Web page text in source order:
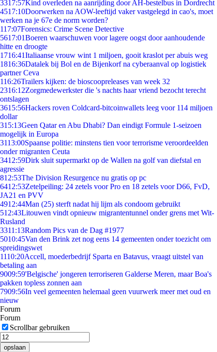
3317:57Kind overleden na aanrijding door AH-bestelbus in Dordrecht
4517:10Doorwerken na AOW-leeftijd vaker vastgelegd in cao's, moet
werken na je 67e de norm worden?
117:07Forensics: Crime Scene Detective
5617:01Boeren waarschuwen voor lagere oogst door aanhoudende
hitte en droogte
1716:41Italiaanse vrouw wint 1 miljoen, gooit kraslot per abuis weg
1816:36Datalek bij Bol en de Bijenkorf na cyberaanval op logistiek
partner Ceva
116:26Trailers kijken: de bioscoopreleases van week 32
2316:12Zorgmedewerkster die 's nachts haar vriend bezocht terecht
ontslagen
3615:56Hackers roven Coldcard-bitcoinwallets leeg voor 114 miljoen
dollar
315:13Geen Qatar en Abu Dhabi? Dan eindigt Formule 1-seizoen
mogelijk in Europa
3113:00Spaanse politie: minstens tien voor terrorisme veroordeelden
onder migranten Ceuta
3412:59Dirk sluit supermarkt op de Wallen na golf van diefstal en
agressie
812:53The Division Resurgence nu gratis op pc
6412:53Zetelpeiling: 24 zetels voor Pro en 18 zetels voor D66, FvD,
JA21 en PVV
4912:44Man (25) sterft nadat hij lijm als condoom gebruikt
512:43Litouwen vindt opnieuw migrantentunnel onder grens met Wit-
Rusland
3311:13Random Pics van de Dag #1977
5010:45Van den Brink zet nog eens 14 gemeenten onder toezicht om
spreidingswet
1110:20Accell, moederbedrijf Sparta en Batavus, vraagt uitstel van
betaling aan
9009:59'Belgische' jongeren terroriseren Galderse Meren, maar Boa's
pakken topless zonnen aan
7909:56In veel gemeenten helemaal geen vuurwerk meer met oud en
nieuw
Forum
Forum
Scrollbar gebruiken
opslaan